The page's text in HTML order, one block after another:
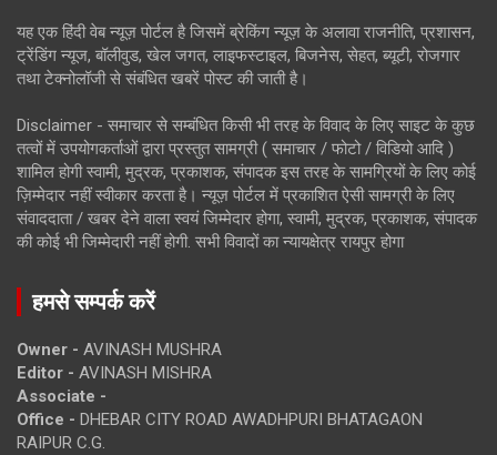
यह एक हिंदी वेब न्यूज़ पोर्टल है जिसमें ब्रेकिंग न्यूज़ के अलावा राजनीति, प्रशासन,
ट्रेंडिंग न्यूज, बॉलीवुड, खेल जगत, लाइफस्टाइल, बिजनेस, सेहत, ब्यूटी, रोजगार
तथा टेक्नोलॉजी से संबंधित खबरें पोस्ट की जाती है।
Disclaimer - समाचार से सम्बंधित किसी भी तरह के विवाद के लिए साइट के कुछ
तत्वों में उपयोगकर्ताओं द्वारा प्रस्तुत सामग्री ( समाचार / फोटो / विडियो आदि )
शामिल होगी स्वामी, मुद्रक, प्रकाशक, संपादक इस तरह के सामग्रियों के लिए कोई
ज़िम्मेदार नहीं स्वीकार करता है। न्यूज़ पोर्टल में प्रकाशित ऐसी सामग्री के लिए
संवाददाता / खबर देने वाला स्वयं जिम्मेदार होगा, स्वामी, मुद्रक, प्रकाशक, संपादक
की कोई भी जिम्मेदारी नहीं होगी. सभी विवादों का न्यायक्षेत्र रायपुर होगा
हमसे सम्पर्क करें
Owner - AVINASH MUSHRA
Editor - AVINASH MISHRA
Associate -
Office - DHEBAR CITY ROAD AWADHPURI BHATAGAON
RAIPUR C.G.